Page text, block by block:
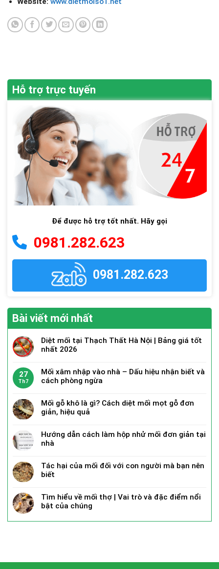
Hỗ trợ trực tuyến
Để được hỗ trợ tốt nhất. Hãy gọi
0981.282.623
0981.282.623
Bài viết mới nhất
Diệt mối tại Thạch Thất Hà Nội | Bảng giá tốt
nhất 2026
27
Th7
Mối xâm nhập vào nhà – Dấu hiệu nhận biết và
cách phòng ngừa
Mối gỗ khô là gì? Cách diệt mối mọt gỗ đơn
giản, hiệu quả
Hướng dẫn cách làm hộp nhử mối đơn giản tại
nhà
Tác hại của mối đối với con người mà bạn nên
biết
Tìm hiểu về mối thợ | Vai trò và đặc điểm nổi
bật của chúng